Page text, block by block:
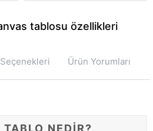
tablosu özellikleri
Ürün Yorumları
TABLO NEDİR?